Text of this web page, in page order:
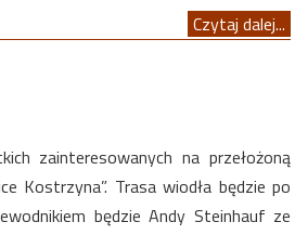
Czytaj dalej...
zainteresowanych na przełożoną
Kostrzyna”. Trasa wiodła będzie po
będzie Andy Steinhauf ze